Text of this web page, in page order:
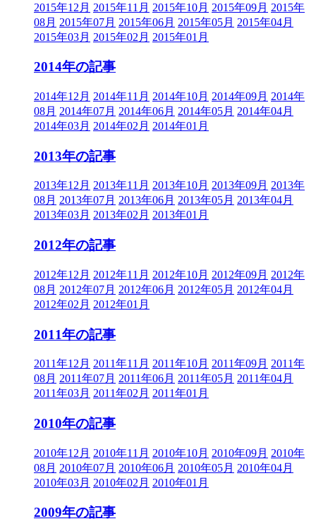
2015年12月 2015年11月 2015年10月 2015年09月 2015年
08月 2015年07月 2015年06月 2015年05月 2015年04月
2015年03月 2015年02月 2015年01月
2014年の記事
2014年12月 2014年11月 2014年10月 2014年09月 2014年
08月 2014年07月 2014年06月 2014年05月 2014年04月
2014年03月 2014年02月 2014年01月
2013年の記事
2013年12月 2013年11月 2013年10月 2013年09月 2013年
08月 2013年07月 2013年06月 2013年05月 2013年04月
2013年03月 2013年02月 2013年01月
2012年の記事
2012年12月 2012年11月 2012年10月 2012年09月 2012年
08月 2012年07月 2012年06月 2012年05月 2012年04月
2012年02月 2012年01月
2011年の記事
2011年12月 2011年11月 2011年10月 2011年09月 2011年
08月 2011年07月 2011年06月 2011年05月 2011年04月
2011年03月 2011年02月 2011年01月
2010年の記事
2010年12月 2010年11月 2010年10月 2010年09月 2010年
08月 2010年07月 2010年06月 2010年05月 2010年04月
2010年03月 2010年02月 2010年01月
2009年の記事